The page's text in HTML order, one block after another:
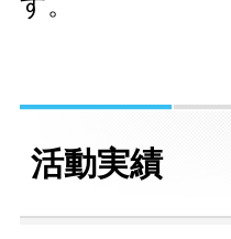
活動実績